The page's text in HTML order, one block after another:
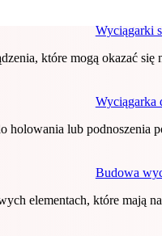
Wyciągarki
które mogą okazać
Wyciągarka
holowania lub
Budowa
elementach, które mają